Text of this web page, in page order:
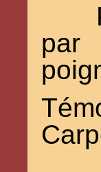
par